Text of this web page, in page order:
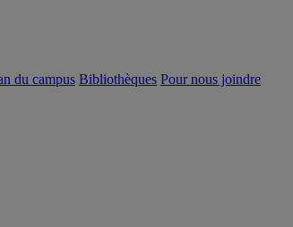
du campus Bibliothèques Pour nous joindre